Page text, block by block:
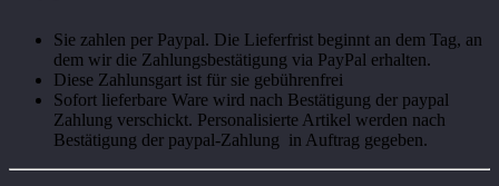
Sie zahlen per Paypal. Die Lieferfrist beginnt an dem Tag, an
dem wir die Zahlungsbestätigung via PayPal erhalten.
Diese Zahlunsgart ist für sie gebührenfrei
Sofort lieferbare Ware wird nach Bestätigung der paypal
Zahlung verschickt. Personalisierte Artikel werden nach
Bestätigung der paypal-Zahlung in Auftrag gegeben.